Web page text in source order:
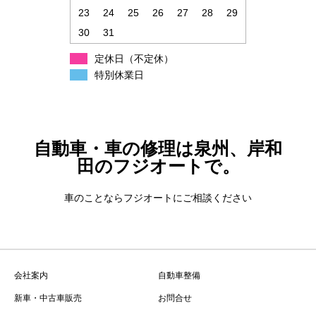
23
24 25 26 27 28
29
30
31
定休日（不定休）
特別休業日
自動車・車の修理は泉州、岸和
田のフジオートで。
車のことならフジオートにご相談ください
会社案内 自動車整備
新車・中古車販売 お問合せ